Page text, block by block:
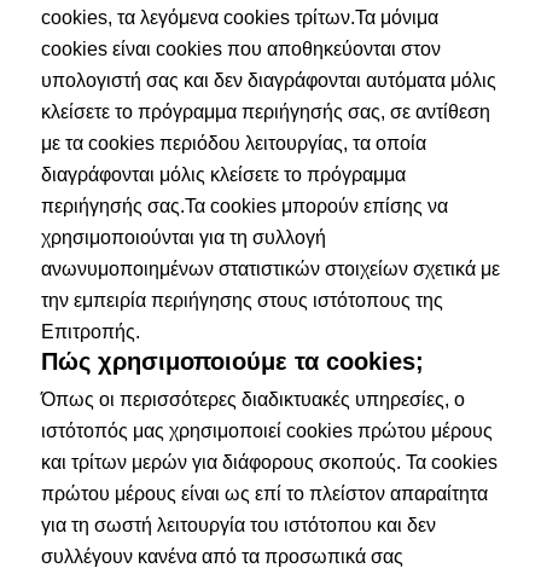
cookies, τα λεγόμενα cookies τρίτων.Τα μόνιμα
cookies είναι cookies που αποθηκεύονται στον
υπολογιστή σας και δεν διαγράφονται αυτόματα μόλις
κλείσετε το πρόγραμμα περιήγησής σας, σε αντίθεση
με τα cookies περιόδου λειτουργίας, τα οποία
διαγράφονται μόλις κλείσετε το πρόγραμμα
περιήγησής σας.Τα cookies μπορούν επίσης να
χρησιμοποιούνται για τη συλλογή
ανωνυμοποιημένων στατιστικών στοιχείων σχετικά με
την εμπειρία περιήγησης στους ιστότοπους της
Επιτροπής.
Πώς χρησιμοποιούμε τα cookies;
Όπως οι περισσότερες διαδικτυακές υπηρεσίες, ο
ιστότοπός μας χρησιμοποιεί cookies πρώτου μέρους
και τρίτων μερών για διάφορους σκοπούς. Τα cookies
πρώτου μέρους είναι ως επί το πλείστον απαραίτητα
για τη σωστή λειτουργία του ιστότοπου και δεν
συλλέγουν κανένα από τα προσωπικά σας